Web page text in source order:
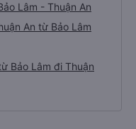
Lâm - Thuận An
An từ Bảo Lâm
Bảo Lâm đi Thuận